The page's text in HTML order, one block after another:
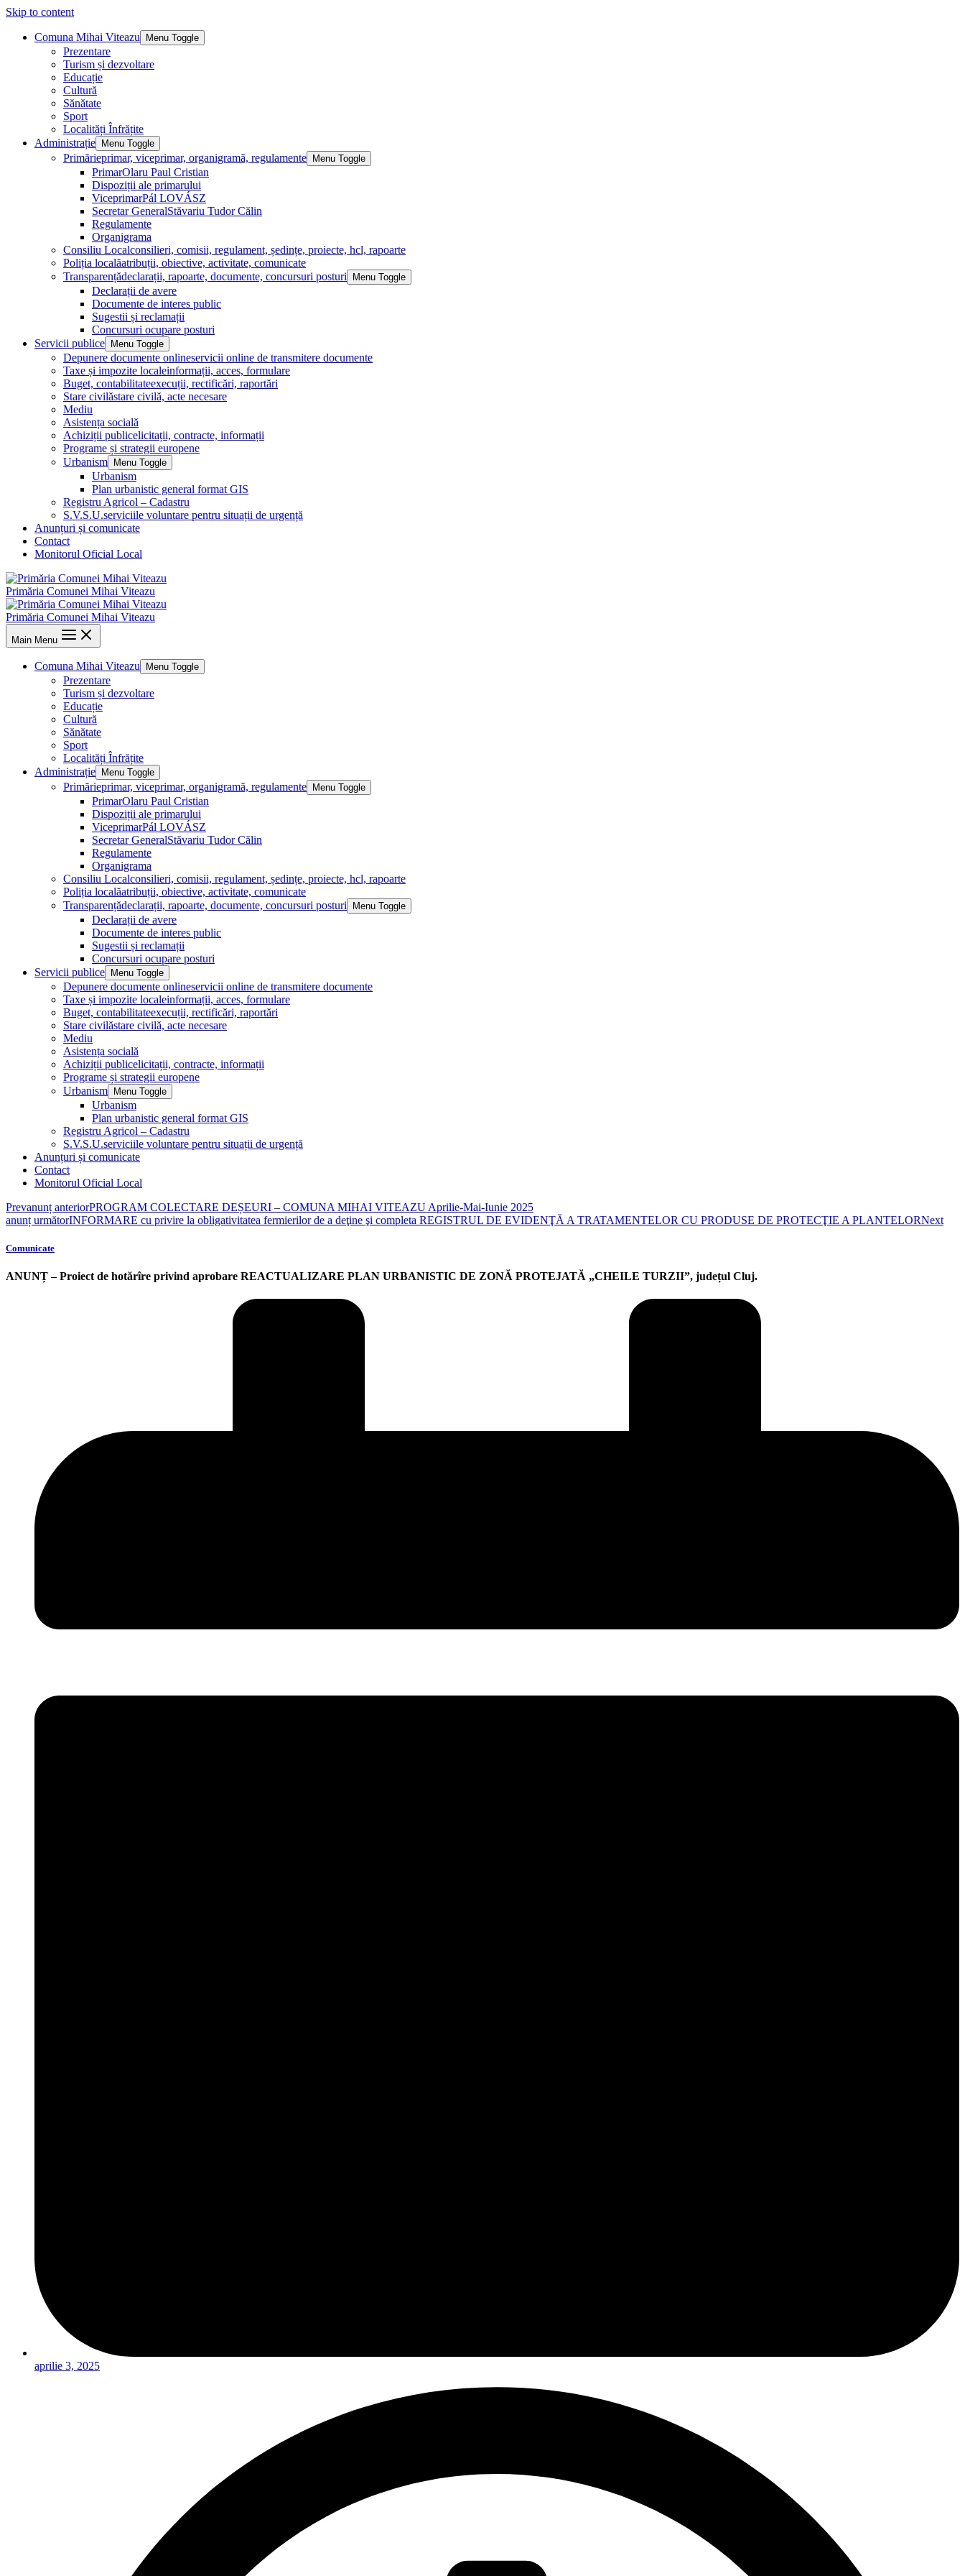
Skip to content
Comuna Mihai Viteazu Menu Toggle
Prezentare
Turism și dezvoltare
Educație
Cultură
Sănătate
Sport
Localități Înfrățite
Administrație
Menu Toggle
Primărieprimar, viceprimar, organigramă, regulamente Menu Toggle
PrimarOlaru Paul Cristian
Dispoziții ale primarului
ViceprimarPál LOVÁSZ
Secretar GeneralStăvariu Tudor Călin
Regulamente
Organigrama
Consiliu Localconsilieri, comisii, regulament, ședințe, proiecte, hcl, rapoarte
Poliția localăatribuții, obiective, activitate, comunicate
Transparențădeclarații, rapoarte, documente, concursuri posturi Menu Toggle
Declarații de avere
Documente de interes public
Sugestii și reclamații
Concursuri ocupare posturi
Servicii publice
Menu Toggle
Depunere documente onlineservicii online de transmitere documente
Taxe și impozite localeinformații, acces, formulare
Buget, contabilitateexecuții, rectificări, raportări
Stare civilăstare civilă, acte necesare
Mediu
Asistența socială
Achiziții publicelicitații, contracte, informații
Programe și strategii europene
Urbanism
Menu Toggle
Urbanism
Plan urbanistic general format GIS
Registru Agricol – Cadastru
S.V.S.U.serviciile voluntare pentru situații de urgență
Anunțuri și comunicate
Contact
Monitorul Oficial Local
Primăria Comunei Mihai Viteazu
Primăria Comunei Mihai Viteazu
Main Menu
Comuna Mihai Viteazu Menu Toggle
Prezentare
Turism și dezvoltare
Educație
Cultură
Sănătate
Sport
Localități Înfrățite
Administrație
Menu Toggle
Primărieprimar, viceprimar, organigramă, regulamente Menu Toggle
PrimarOlaru Paul Cristian
Dispoziții ale primarului
ViceprimarPál LOVÁSZ
Secretar GeneralStăvariu Tudor Călin
Regulamente
Organigrama
Consiliu Localconsilieri, comisii, regulament, ședințe, proiecte, hcl, rapoarte
Poliția localăatribuții, obiective, activitate, comunicate
Transparențădeclarații, rapoarte, documente, concursuri posturi Menu Toggle
Declarații de avere
Documente de interes public
Sugestii și reclamații
Concursuri ocupare posturi
Servicii publice
Menu Toggle
Depunere documente onlineservicii online de transmitere documente
Taxe și impozite localeinformații, acces, formulare
Buget, contabilitateexecuții, rectificări, raportări
Stare civilăstare civilă, acte necesare
Mediu
Asistența socială
Achiziții publicelicitații, contracte, informații
Programe și strategii europene
Urbanism
Menu Toggle
Urbanism
Plan urbanistic general format GIS
Registru Agricol – Cadastru
S.V.S.U.serviciile voluntare pentru situații de urgență
Anunțuri și comunicate
Contact
Monitorul Oficial Local
Prevanunț anteriorPROGRAM COLECTARE DEȘEURI – COMUNA MIHAI VITEAZU Aprilie-Mai-Iunie 2025
anunț următorINFORMARE cu privire la obligativitatea fermierilor de a deţine şi completa REGISTRUL DE EVIDENŢĂ A TRATAMENTELOR CU PRODUSE DE PROTECŢIE A PLANTELORNext
Comunicate
ANUNȚ – Proiect de hotărîre privind aprobare REACTUALIZARE PLAN URBANISTIC DE ZONĂ PROTEJATĂ „CHEILE TURZII”, județul Cluj.
aprilie 3, 2025